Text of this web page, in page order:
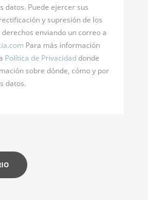
datos. Puede ejercer sus
y supresión de los
enviando un correo a
Para más información
Política de Privacidaddonde
sobre dónde, cómo y por
datos.